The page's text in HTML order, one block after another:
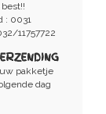
: 0031
11757722
pakketje
dag